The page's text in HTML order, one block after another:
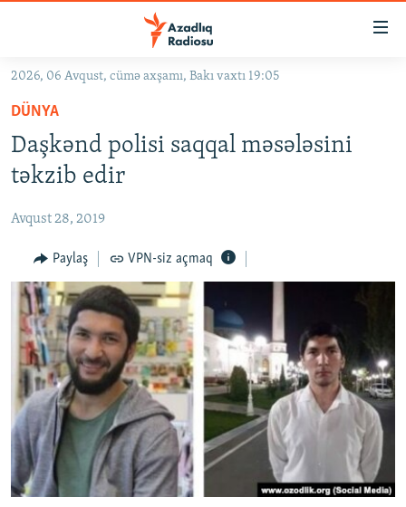
Əsas
qayıt
Əsas
naviqasiyaya
qayıt
#İZAHLA
KORRUPSIOMETR
FƏRQƏ BAX
QANUNI DOĞRU
ARAŞDIRMA
MULTIMEDIA
VIDEO
FOTOQALEREYA
İNFOQRAFIKA
KARIKATURA
RADIO ARXIV
OXU ZALI
AZƏRBAYCAN ƏDƏBIYYATI KITABXANASI
İSLAM VƏ DEMOKRATIYA
İZ - MƏDƏNIYYƏT PROQRAMI
HAQQIMIZDA
MISSIYAMIZ
PEŞƏ ETIKASI VƏ JURNALISTIKA STANDARTLARIMIZ
MATERIALLARIMIZDAN ISTIFADƏ
BIZI IZLƏ
2026, 06 Avqust, cümə axşamı, Bakı vaxtı 19:05
DÜNYA
Daşkənd polisi saqqal məsələsini
təkzib edir
Avqust 28, 2019
Paylaş VPN-siz açmaq